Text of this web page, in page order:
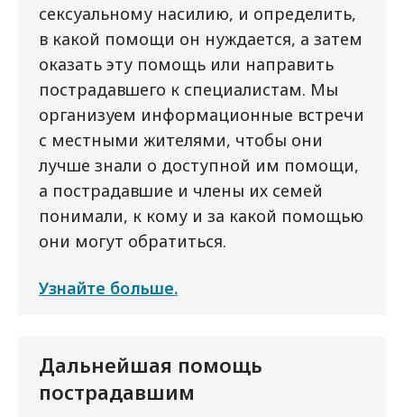
сексуальному насилию, и определить,
в какой помощи он нуждается, а затем
оказать эту помощь или направить
пострадавшего к специалистам. Мы
организуем информационные встречи
с местными жителями, чтобы они
лучше знали о доступной им помощи,
а пострадавшие и члены их семей
понимали, к кому и за какой помощью
они могут обратиться.
Узнайте больше.
Дальнейшая помощь
пострадавшим